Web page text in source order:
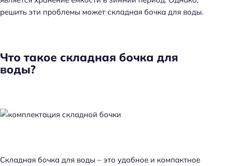
решить эти проблемы может складная бочка для воды.
Что такое складная бочка для
воды?
Складная бочка для воды – это удобное и компактное